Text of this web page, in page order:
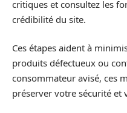
critiques et consultez les
crédibilité du site.
Ces étapes aident à
produits défectueux ou
consommateur avisé, ces
préserver votre sécurité et